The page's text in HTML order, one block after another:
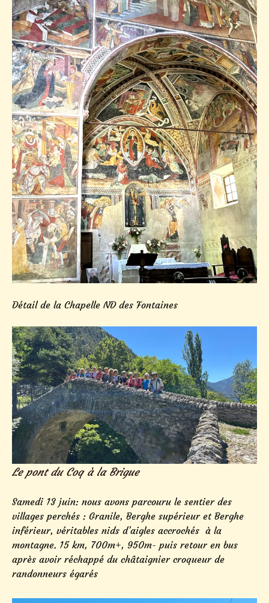
Détail de la Chapelle ND des Fontaines
Le pont du Coq à la Brigue
Samedi 13 juin: nous avons parcouru le sentier des
villages perchés : Granile, Berghe supérieur et Berghe
inférieur, véritables nids d’aigles accrochés à la
montagne. 15 km, 700m+, 950m- puis retour en bus
après avoir réchappé du châtaignier croqueur de
randonneurs égarés